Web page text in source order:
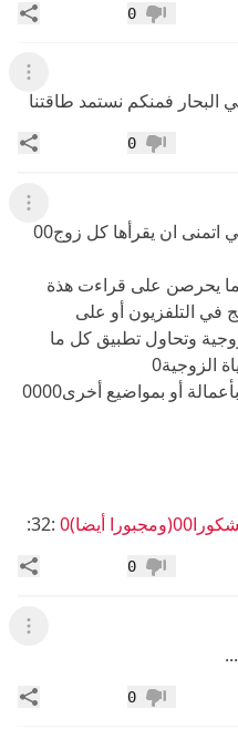
عدم إعجاب
0
عرض
البحار فمنكم نستمد طاقتنا
عدم إعجاب
0
عرض
ان يقرأها كل زوج00
يحرصن على قراءت هذة
في التلفزيون أو على
وتحاول تطبيق كل ما
الزوجية0
أو بمواضيع أخرى0000
أيضا)0 :32:
عدم إعجاب
0
عرض
عدم إعجاب
0